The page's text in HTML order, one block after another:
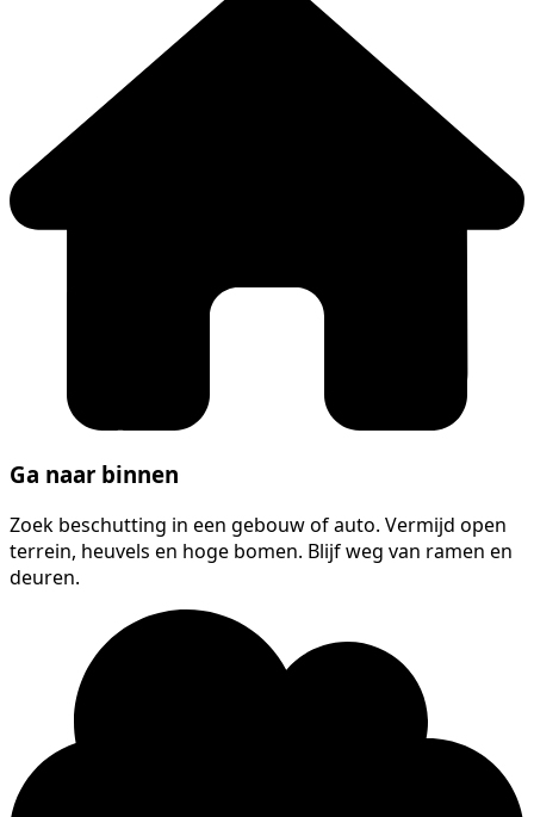
Ga naar binnen
Zoek beschutting in een gebouw of auto. Vermijd open
terrein, heuvels en hoge bomen. Blijf weg van ramen en
deuren.